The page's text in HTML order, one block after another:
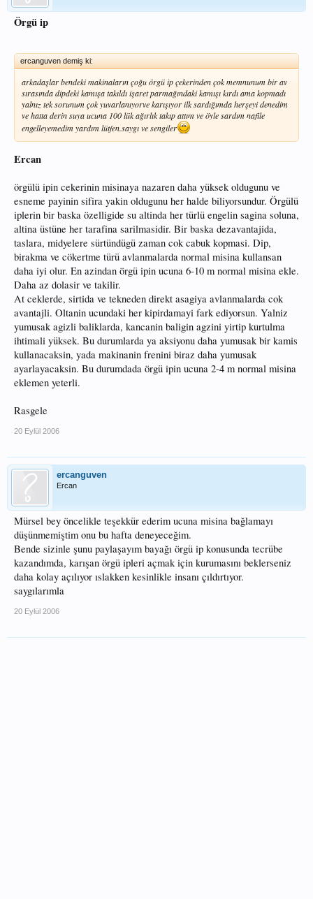
Örgü ip
ercanguven demiş ki:
arkadaşlar bendeki makinaların çoğu örgü ip çekerinden çok memnunum bir av
sırasında dipdeki kamışa takıldı işaret parmağındaki kamışı kırdı ama kopmadı
yalnız tek sorunum çok yuvarlanıyorve karışıyor ilk sardığımda herşeyi denedim
ve hatta derin suya ucuna 100 lük ağırlık takıp attım ve öyle sardım nafile
engelleyemedim yardım lütfen.saygı ve sengiler
Ercan
örgülü ipin cekerinin misinaya nazaren daha yüksek oldugunu ve
esneme payinin sifira yakin oldugunu her halde biliyorsundur. Örgülü
iplerin bir baska özelligide su altinda her türlü engelin sagina soluna,
altina üstüne her tarafina sarilmasidir. Bir baska dezavantajida,
taslara, midyelere sürtündügü zaman cok cabuk kopmasi. Dip,
birakma ve cökertme türü avlanmalarda normal misina kullansan
daha iyi olur. En azindan örgü ipin ucuna 6-10 m normal misina ekle.
Daha az dolasir ve takilir.
At ceklerde, sirtida ve tekneden direkt asagiya avlanmalarda cok
avantajli. Oltanin ucundaki her kipirdamayi fark ediyorsun. Yalniz
yumusak agizli baliklarda, kancanin baligin agzini yirtip kurtulma
ihtimali yüksek. Bu durumlarda ya aksiyonu daha yumusak bir kamis
kullanacaksin, yada makinanin frenini biraz daha yumusak
ayarlayacaksin. Bu durumdada örgü ipin ucuna 2-4 m normal misina
eklemen yeterli.
Rasgele
20 Eylül 2006
ercanguven
Ercan
Mürsel bey öncelikle teşekkür ederim ucuna misina bağlamayı
düşünmemiştim onu bu hafta deneyeceğim.
Bende sizinle şunu paylaşayım bayağı örgü ip konusunda tecrübe
kazandımda, karışan örgü ipleri açmak için kurumasını beklerseniz
daha kolay açılıyor ıslakken kesinlikle insanı çıldırtıyor.
saygılarımla
20 Eylül 2006